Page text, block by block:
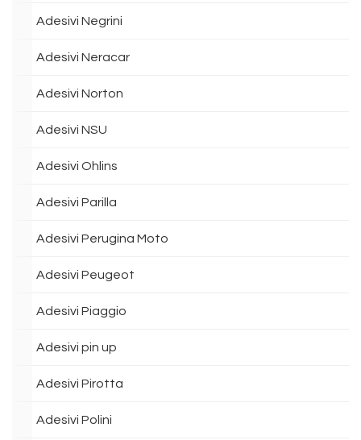
Adesivi Negrini
Adesivi Neracar
Adesivi Norton
Adesivi NSU
Adesivi Ohlins
Adesivi Parilla
Adesivi Perugina Moto
Adesivi Peugeot
Adesivi Piaggio
Adesivi pin up
Adesivi Pirotta
Adesivi Polini